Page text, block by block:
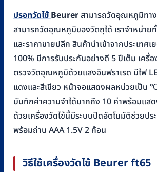
ปรอทวัดไข้Beurerสามารถวัดอุณหภูมิทา
สามารถวัดอุณหภูมิของวัตถุได้ เราจำหน่าย
และราคาขายปลีก สินค้านำเข้าจากประเทศ
100% มีการรับประกันอย่างดี 5 ปีเต็ม เครื่
ตรวจวัดอุณหภูมิด้วยแสงอินฟราเรด มีไฟ
แดงและสีเขียว หน้าจอแสดงผลหน่วยเป็น
บันทึกค่าความจำได้มากถึง 10 ค่าพร้อมแสด
ด้วยเครื่องวัดไข้นี้มีระบบปิดอัตโนมัติช่วยป
พร้อมถ่าน AAA 1.5V 2 ก้อน
วิธีใช้เครื่องวัดไข้ Beurer ft65